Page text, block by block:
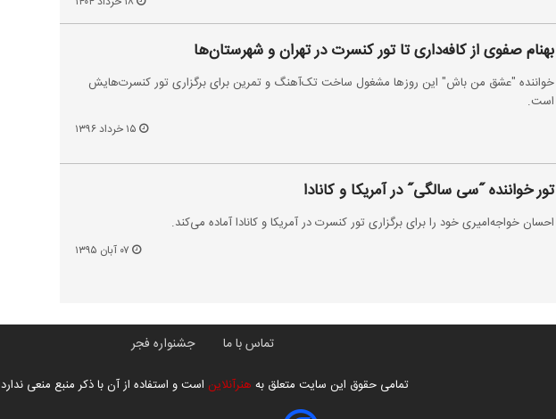
بهنام صفوی از کافه‌داری تا تور کنسرت در تهران و شهرستان‌ها
خواننده "عشق من باش" این روزها مشغول ساخت تک‌آهنگ و تمرین برای برگزاری تور کنسرت‌هایش
است.
تور خواننده ˝سی سالگی˝ در آمریکا و کانادا
احسان خواجه‌امیری خود را برای برگزاری تور کنسرت‌ در آمریکا و کانادا آماده می‌کند.
تماس با ما جشنواره فجر
تمامی حقوق این سایت متعلق به هنرآنلاین است و استفاده از آن با ذکر منبع منعی ندارد